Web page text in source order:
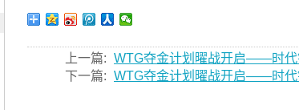
上一篇: WTG夺金计划曜战开启——时代
下一篇: WTG夺金计划曜战开启——时代